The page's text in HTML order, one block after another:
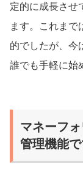
定的に成長させ
ます。これまで
的でしたが、今
誰でも手軽に始
マネーフ
管理機能